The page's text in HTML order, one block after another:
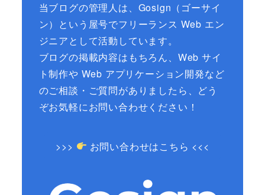
当ブログの管理人は、Gosign（ゴーサイ
ン）という屋号でフリーランス Web エン
ジニアとして活動しています。
ブログの掲載内容はもちろん、Web サイ
ト制作や Web アプリケーション開発など
のご相談・ご質問がありましたら、どう
ぞお気軽にお問い合わせください！
>>> お問い合わせはこちら <<<